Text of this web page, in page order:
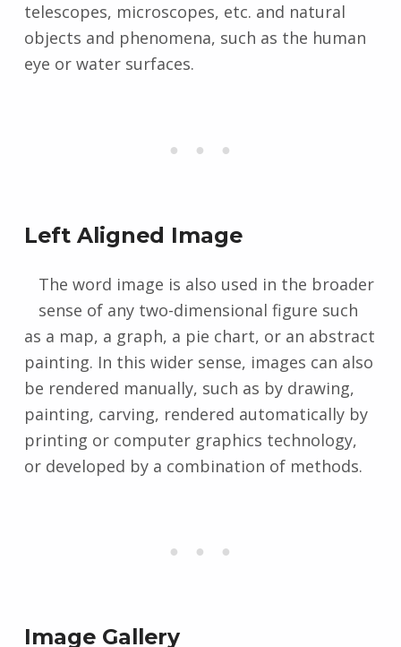
telescopes, microscopes, etc. and natural
objects and phenomena, such as the human
eye or water surfaces.
Left Aligned Image
The word image is also used in the broader
sense of any two-dimensional figure such
as a map, a graph, a pie chart, or an abstract
painting. In this wider sense, images can also
be rendered manually, such as by drawing,
painting, carving, rendered automatically by
printing or computer graphics technology,
or developed by a combination of methods.
Image Gallery